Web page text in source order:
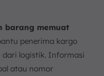
barang memuat
penerima kargo
dari logistik. Informasi
atau nomor